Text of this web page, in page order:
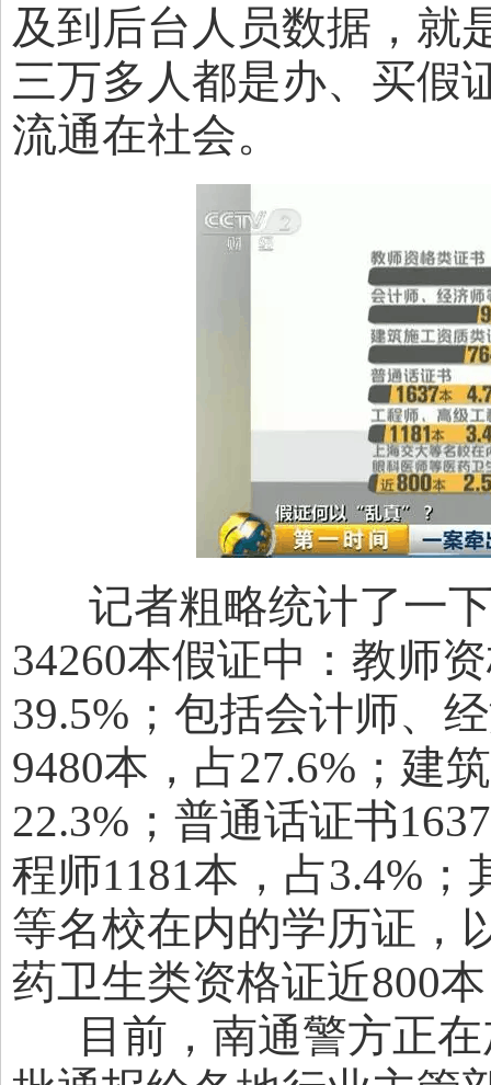
及到后台人员数据，就
三万多人都是办、买假
流通在社会。
记者粗略统计了一下
34260本假证中：教师
39.5%；包括会计师、
9480本，占27.6%；建
22.3%；普通话证书
程师1181本，占3.4%
等名校在内的学历证，
药卫生类资格证近800
目前，南通警方正在